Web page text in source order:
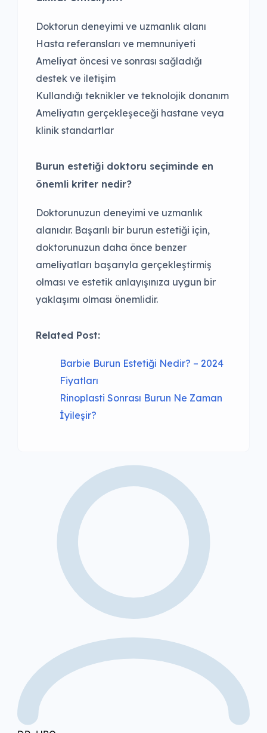
Doktorun deneyimi ve uzmanlık alanı
Hasta referansları ve memnuniyeti
Ameliyat öncesi ve sonrası sağladığı
destek ve iletişim
Kullandığı teknikler ve teknolojik donanım
Ameliyatın gerçekleşeceği hastane veya
klinik standartlar
Burun estetiği doktoru seçiminde en
önemli kriter nedir?
Doktorunuzun deneyimi ve uzmanlık
alanıdır. Başarılı bir burun estetiği için,
doktorunuzun daha önce benzer
ameliyatları başarıyla gerçekleştirmiş
olması ve estetik anlayışınıza uygun bir
yaklaşımı olması önemlidir.
Related Post:
Barbie Burun Estetiği Nedir? – 2024
Fiyatları
Rinoplasti Sonrası Burun Ne Zaman
İyileşir?